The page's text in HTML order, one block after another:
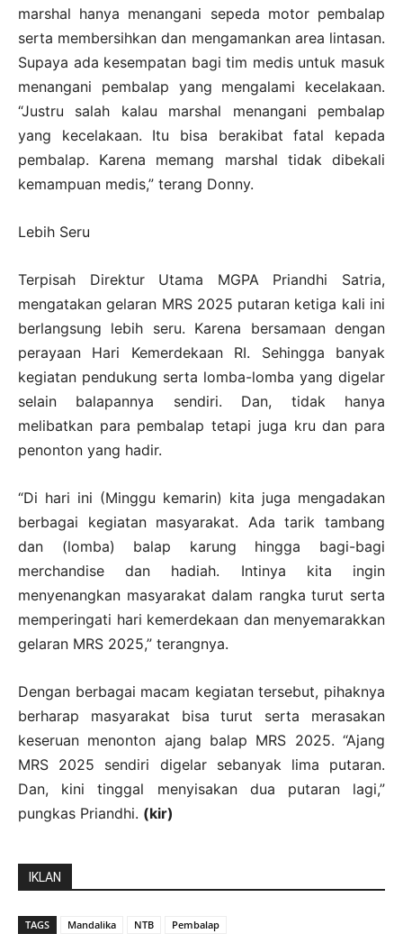
marshal hanya menangani sepeda motor pembalap
serta membersihkan dan mengamankan area lintasan.
Supaya ada kesempatan bagi tim medis untuk masuk
menangani pembalap yang mengalami kecelakaan.
“Justru salah kalau marshal menangani pembalap
yang kecelakaan. Itu bisa berakibat fatal kepada
pembalap. Karena memang marshal tidak dibekali
kemampuan medis,” terang Donny.
Lebih Seru
Terpisah Direktur Utama MGPA Priandhi Satria,
mengatakan gelaran MRS 2025 putaran ketiga kali ini
berlangsung lebih seru. Karena bersamaan dengan
perayaan Hari Kemerdekaan RI. Sehingga banyak
kegiatan pendukung serta lomba-lomba yang digelar
selain balapannya sendiri. Dan, tidak hanya
melibatkan para pembalap tetapi juga kru dan para
penonton yang hadir.
“Di hari ini (Minggu kemarin) kita juga mengadakan
berbagai kegiatan masyarakat. Ada tarik tambang
dan (lomba) balap karung hingga bagi-bagi
merchandise dan hadiah. Intinya kita ingin
menyenangkan masyarakat dalam rangka turut serta
memperingati hari kemerdekaan dan menyemarakkan
gelaran MRS 2025,” terangnya.
Dengan berbagai macam kegiatan tersebut, pihaknya
berharap masyarakat bisa turut serta merasakan
keseruan menonton ajang balap MRS 2025. “Ajang
MRS 2025 sendiri digelar sebanyak lima putaran.
Dan, kini tinggal menyisakan dua putaran lagi,”
pungkas Priandhi. (kir)
IKLAN
TAGS Mandalika NTB Pembalap